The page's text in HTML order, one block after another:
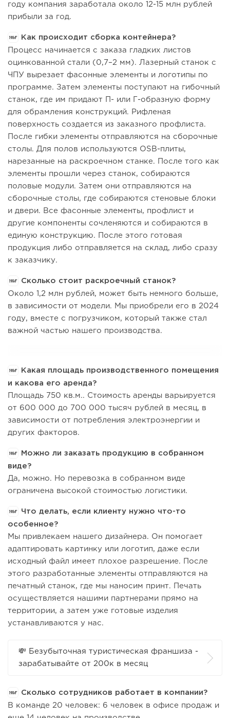
году компания заработала около 12-15 млн рублей
прибыли за год.
Как происходит сборка контейнера?
Процесс начинается с заказа гладких листов
оцинкованной стали (0,7–2 мм). Лазерный станок с
ЧПУ вырезает фасонные элементы и логотипы по
программе. Затем элементы поступают на гибочный
станок, где им придают П- или Г-образную форму
для обрамления конструкций. Рифленая
поверхность создается из заказного профлиста.
После гибки элементы отправляются на сборочные
столы. Для полов используются OSB-плиты,
нарезанные на раскроечном станке. После того как
элементы прошли через станок, собираются
половые модули. Затем они отправляются на
сборочные столы, где собираются стеновые блоки
и двери. Все фасонные элементы, профлист и
другие компоненты сочленяются и собираются в
единую конструкцию. После этого готовая
продукция либо отправляется на склад, либо сразу
к заказчику.
Сколько стоит раскроечный станок?
Около 1,2 млн рублей, может быть немного больше,
в зависимости от модели. Мы приобрели его в 2024
году, вместе с погрузчиком, который также стал
важной частью нашего производства.
Какая площадь производственного помещения
и какова его аренда?
Площадь 750 кв.м.. Стоимость аренды варьируется
от 600 000 до 700 000 тысяч рублей в месяц, в
зависимости от потребления электроэнергии и
других факторов.
Можно ли заказать продукцию в собранном
виде?
Да, можно. Но перевозка в собранном виде
ограничена высокой стоимостью логистики.
Что делать, если клиенту нужно что-то
особенное?
Мы привлекаем нашего дизайнера. Он помогает
адаптировать картинку или логотип, даже если
исходный файл имеет плохое разрешение. После
этого разработанные элементы отправляются на
печатный станок, где мы наносим принт. Печать
осуществляется нашими партнерами прямо на
территории, а затем уже готовые изделия
устанавливаются у нас.
💸 Безубыточная туристическая франшиза -
зарабатывайте от 200к в месяц
Сколько сотрудников работает в компании?
В команде 20 человек: 6 человек в офисе продаж и